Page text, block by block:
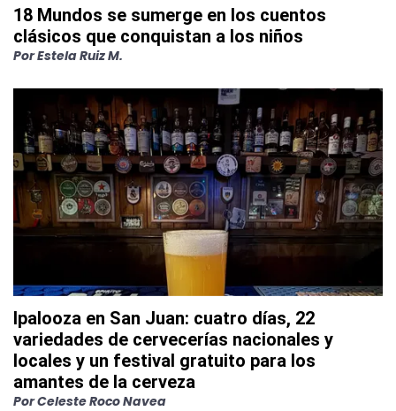
18 Mundos se sumerge en los cuentos
clásicos que conquistan a los niños
PorEstela Ruiz M.
Ipalooza en San Juan: cuatro días, 22
variedades de cervecerías nacionales y
locales y un festival gratuito para los
amantes de la cerveza
PorCeleste Roco Navea